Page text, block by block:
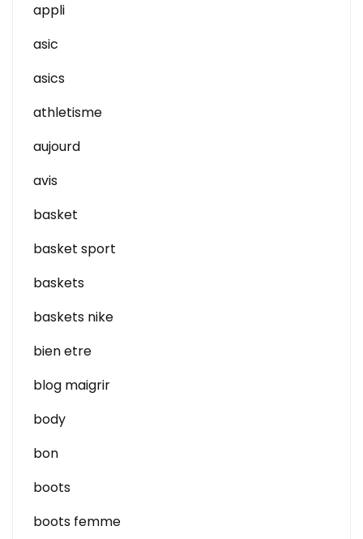
appli
asic
asics
athletisme
aujourd
avis
basket
basket sport
baskets
baskets nike
bien etre
blog maigrir
body
bon
boots
boots femme